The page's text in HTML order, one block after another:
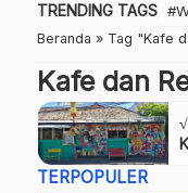
TRENDING TAGS
Beranda » Tag "Kafe
Kafe dan
TERPOPULER